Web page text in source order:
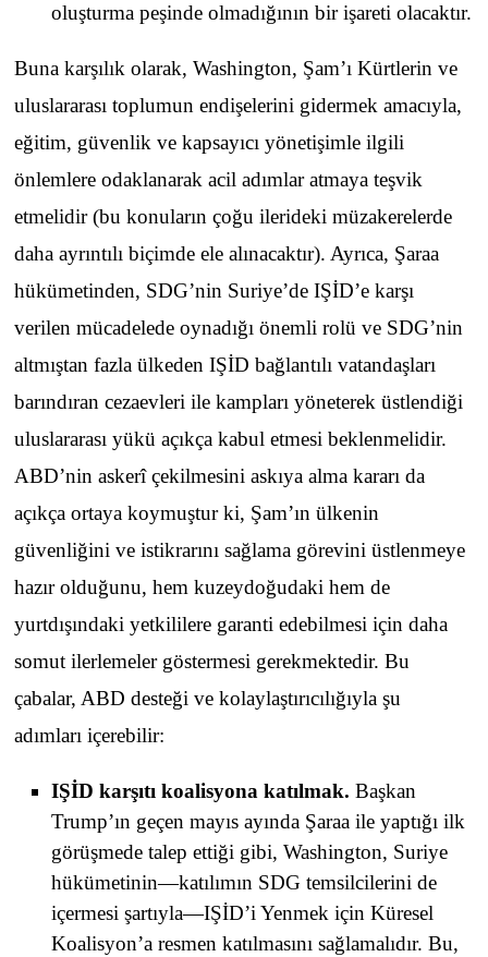
oluşturma peşinde olmadığının bir işareti olacaktır.
Buna karşılık olarak, Washington, Şam’ı Kürtlerin ve
uluslararası toplumun endişelerini gidermek amacıyla,
eğitim, güvenlik ve kapsayıcı yönetişimle ilgili
önlemlere odaklanarak acil adımlar atmaya teşvik
etmelidir (bu konuların çoğu ilerideki müzakerelerde
daha ayrıntılı biçimde ele alınacaktır). Ayrıca, Şaraa
hükümetinden, SDG’nin Suriye’de IŞİD’e karşı
verilen mücadelede oynadığı önemli rolü ve SDG’nin
altmıştan fazla ülkeden IŞİD bağlantılı vatandaşları
barındıran cezaevleri ile kampları yöneterek üstlendiği
uluslararası yükü açıkça kabul etmesi beklenmelidir.
ABD’nin askerî çekilmesini askıya alma kararı da
açıkça ortaya koymuştur ki, Şam’ın ülkenin
güvenliğini ve istikrarını sağlama görevini üstlenmeye
hazır olduğunu, hem kuzeydoğudaki hem de
yurtdışındaki yetkililere garanti edebilmesi için daha
somut ilerlemeler göstermesi gerekmektedir. Bu
çabalar, ABD desteği ve kolaylaştırıcılığıyla şu
adımları içerebilir:
IŞİD karşıtı koalisyona katılmak. Başkan
Trump’ın geçen mayıs ayında Şaraa ile yaptığı ilk
görüşmede talep ettiği gibi, Washington, Suriye
hükümetinin—katılımın SDG temsilcilerini de
içermesi şartıyla—IŞİD’i Yenmek için Küresel
Koalisyon’a resmen katılmasını sağlamalıdır. Bu,